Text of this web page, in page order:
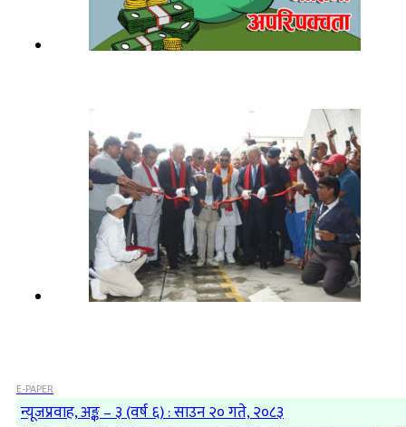
E-PAPER
न्यूजप्रवाह, अङ्क – ३ (वर्ष ६) : साउन २० गते, २०८३